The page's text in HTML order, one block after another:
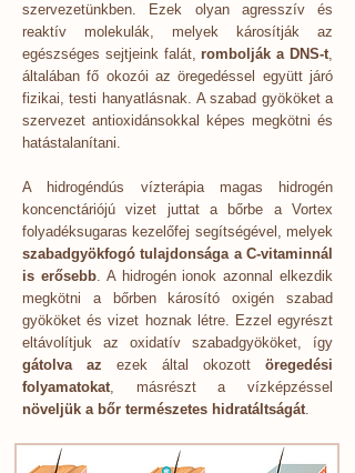
szervezetünkben. Ezek olyan agresszív és
reaktív molekulák, melyek károsítják az
egészséges sejtjeink falát,rombolják a DNS-t,
általában fő okozói az öregedéssel együtt járó
fizikai, testi hanyatlásnak. A szabad gyököket a
szervezet antioxidánsokkal képes megkötni és
hatástalanítani.
A hidrogéndús vízterápia magas hidrogén
koncenctáriójú vizet juttat a bőrbe a Vortex
folyadéksugaras kezelőfej segítségével, melyek
szabadgyökfogó tulajdonsága a C-vitaminnál
is erősebb. A hidrogén ionok azonnal elkezdik
megkötni a bőrben károsító oxigén szabad
gyököket és vizet hoznak létre. Ezzel egyrészt
eltávolítjuk az oxidatív szabadgyököket, így
gátolva az ezek által okozott öregedési
folyamatokat, másrészt a vízképzéssel
növeljük a bőr természetes hidratáltságát.